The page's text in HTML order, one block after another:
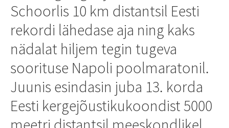
Schoorlis 10 km distantsil Eesti
rekordi lähedase aja ning kaks
nädalat hiljem tegin tugeva
soorituse Napoli poolmaratonil.
Juunis esindasin juba 13. korda
Eesti kergejõustikukoondist 5000